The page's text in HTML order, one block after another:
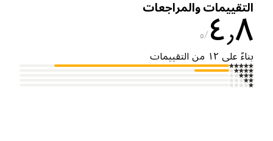
والمراجعات
٥
على ١٢ من التقييمات